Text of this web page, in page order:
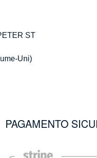
ST
Uni)
PAGAMENTO